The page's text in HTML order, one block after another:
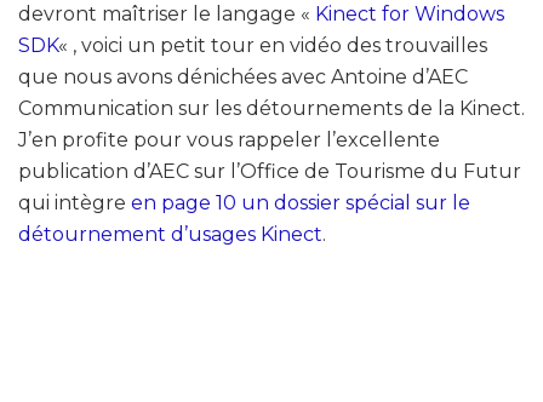
devront maîtriser le langage « Kinect for Windows
SDK« , voici un petit tour en vidéo des trouvailles
que nous avons dénichées avec Antoine d’AEC
Communication sur les détournements de la Kinect.
J’en profite pour vous rappeler l’excellente
publication d’AEC sur l’Office de Tourisme du Futur
qui intègre en page 10 un dossier spécial sur le
détournement d’usages Kinect.